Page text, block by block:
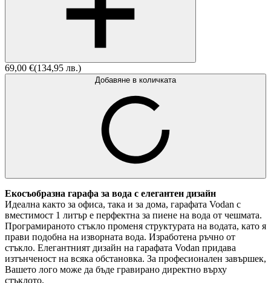
69,00 €(134,95 лв.)
Добавяне в количката
Екосъобразна гарафа за вода с елегантен дизайн
Идеална както за офиса, така и за дома, гарафата Vodan с
вместимост 1 литър е перфектна за пиене на вода от чешмата.
Програмираното стъкло променя структурата на водата, като я
прави подобна на изворната вода. Изработена ръчно от
стъкло. Елегантният дизайн на гарафата Vodan придава
изтънченост на всяка обстановка. За професионален завършек,
Вашето лого може да бъде гравирано директно върху
стъклото.